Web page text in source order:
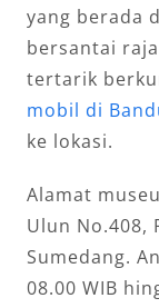
yang berada
bersantai
tertarik
mobil di
ke lokasi.
Alamat
Ulun No.408,
Sumedang.
08.00 WIB